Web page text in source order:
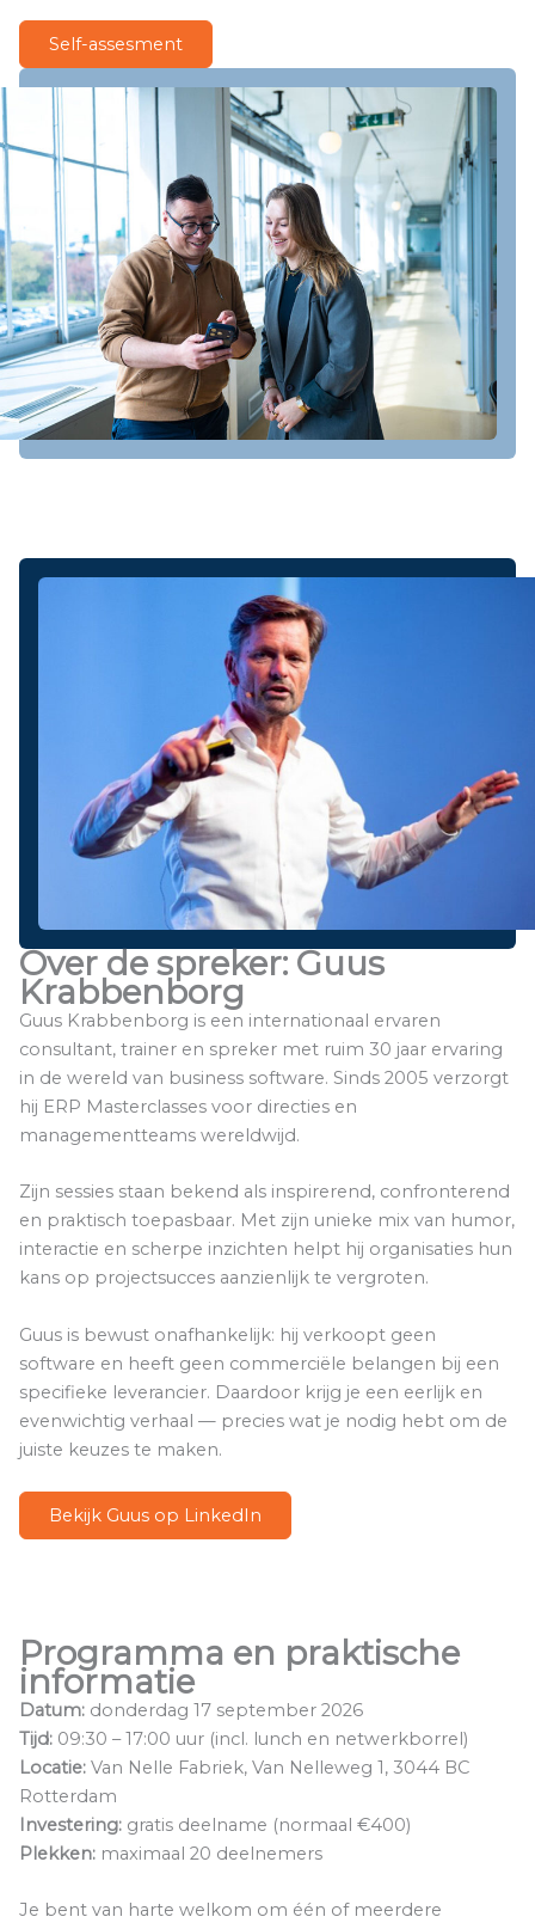
Self-assesment
Over de spreker: Guus
Krabbenborg
Guus Krabbenborg is een internationaal ervaren
consultant, trainer en spreker met ruim 30 jaar ervaring
in de wereld van business software. Sinds 2005 verzorgt
hij ERP Masterclasses voor directies en
managementteams wereldwijd.
Zijn sessies staan bekend als inspirerend, confronterend
en praktisch toepasbaar. Met zijn unieke mix van humor,
interactie en scherpe inzichten helpt hij organisaties hun
kans op projectsucces aanzienlijk te vergroten.
Guus is bewust onafhankelijk: hij verkoopt geen
software en heeft geen commerciële belangen bij een
specifieke leverancier. Daardoor krijg je een eerlijk en
evenwichtig verhaal — precies wat je nodig hebt om de
juiste keuzes te maken.
Bekijk Guus op LinkedIn
Programma en praktische
informatie
Datum: donderdag 17 september 2026
Tijd: 09:30 – 17:00 uur (incl. lunch en netwerkborrel)
Locatie: Van Nelle Fabriek, Van Nelleweg 1, 3044 BC
Rotterdam
Investering: gratis deelname (normaal €400)
Plekken: maximaal 20 deelnemers
Je bent van harte welkom om één of meerdere